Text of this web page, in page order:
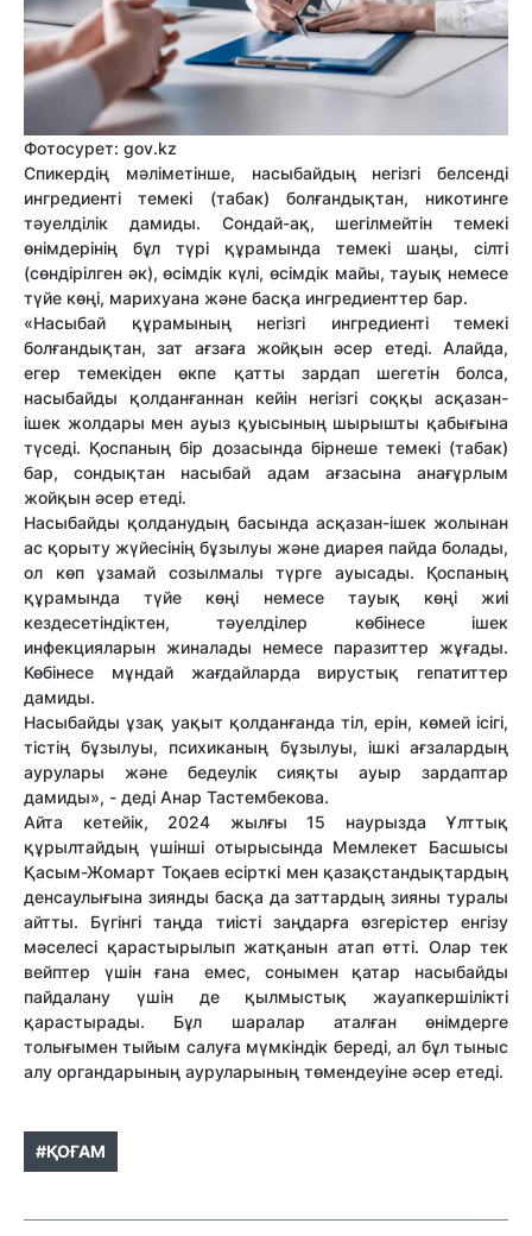
Фотосурет: gov.kz
Спикердің мәліметінше, насыбайдың негізгі белсенді
ингредиенті темекі (табак) болғандықтан, никотинге
тәуелділік дамиды. Сондай-ақ, шегілмейтін темекі
өнімдерінің бұл түрі құрамында темекі шаңы, сілті
(сөндірілген әк), өсімдік күлі, өсімдік майы, тауық немесе
түйе көңі, марихуана және басқа ингредиенттер бар.
«Насыбай құрамының негізгі ингредиенті темекі
болғандықтан, зат ағзаға жойқын әсер етеді. Алайда,
егер темекіден өкпе қатты зардап шегетін болса,
насыбайды қолданғаннан кейін негізгі соққы асқазан-
ішек жолдары мен ауыз қуысының шырышты қабығына
түседі. Қоспаның бір дозасында бірнеше темекі (табак)
бар, сондықтан насыбай адам ағзасына анағұрлым
жойқын әсер етеді.
Насыбайды қолданудың басында асқазан-ішек жолынан
ас қорыту жүйесінің бұзылуы және диарея пайда болады,
ол көп ұзамай созылмалы түрге ауысады. Қоспаның
құрамында түйе көңі немесе тауық көңі жиі
кездесетіндіктен, тәуелділер көбінесе ішек
инфекцияларын жиналады немесе паразиттер жұғады.
Көбінесе мұндай жағдайларда вирустық гепатиттер
дамиды.
Насыбайды ұзақ уақыт қолданғанда тіл, ерін, көмей ісігі,
тістің бұзылуы, психиканың бұзылуы, ішкі ағзалардың
аурулары және бедеулік сияқты ауыр зардаптар
дамиды», - деді Анар Тастембекова.
Айта кетейік, 2024 жылғы 15 наурызда Ұлттық
құрылтайдың үшінші отырысында Мемлекет Басшысы
Қасым-Жомарт Тоқаев есірткі мен қазақстандықтардың
денсаулығына зиянды басқа да заттардың зияны туралы
айтты. Бүгінгі таңда тиісті заңдарға өзгерістер енгізу
мәселесі қарастырылып жатқанын атап өтті. Олар тек
вейптер үшін ғана емес, сонымен қатар насыбайды
пайдалану үшін де қылмыстық жауапкершілікті
қарастырады. Бұл шаралар аталған өнімдерге
толығымен тыйым салуға мүмкіндік береді, ал бұл тыныс
алу органдарының ауруларының төмендеуіне әсер етеді.
#ҚОҒАМ